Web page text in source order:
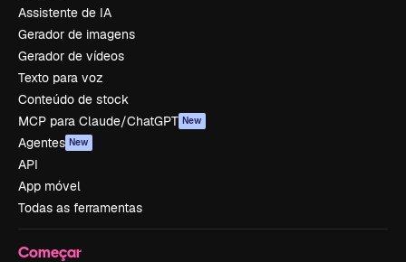
Assistente de IA
Gerador de imagens
Gerador de vídeos
Texto para voz
Conteúdo de stock
MCP para Claude/ChatGPT New
Agentes New
API
App móvel
Todas as ferramentas
Começar